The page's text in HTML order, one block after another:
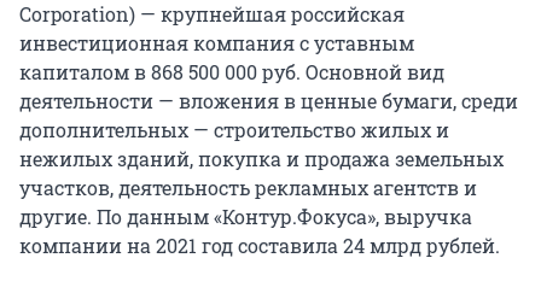
Corporation) — крупнейшая российская
инвестиционная компания с уставным
капиталом в 868 500 000 руб. Основной вид
деятельности — вложения в ценные бумаги, среди
дополнительных — строительство жилых и
нежилых зданий, покупка и продажа земельных
участков, деятельность рекламных агентств и
другие. По данным «Контур.Фокуса», выручка
компании на 2021 год составила 24 млрд рублей.